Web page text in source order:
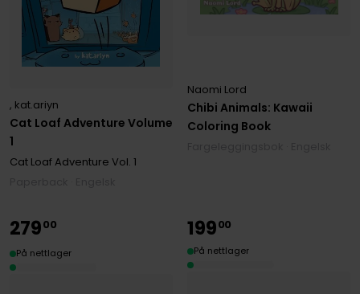
Cat Loaf Adventure Volume
1
, kat.ariyn
Cat Loaf Adventure Vol. 1
Chibi Animals: Kawaii
Coloring Book
Naomi Lord
27900
På nettlager
19900
På nettlager